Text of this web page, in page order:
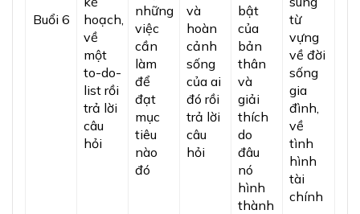
Buổi 6
hoạch,
về
một
to-do-
list rồi
trả lời
câu
hỏi
những
việc
cần
làm
để
đạt
mục
tiêu
nào
đó
và
hoàn
cảnh
sống
của ai
đó rồi
trả lời
câu
hỏi
bật
của
bản
thân
và
giải
thích
do
đâu
nó
hình
thành
từ
vựng
về đời
sống
gia
đình,
về
tình
hình
tài
chính